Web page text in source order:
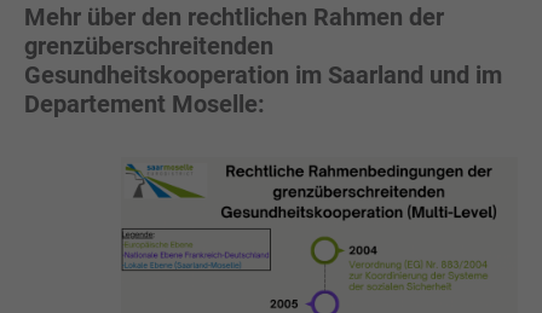
Mehr über den rechtlichen Rahmen der
grenzüberschreitenden
Gesundheitskooperation im Saarland und im
Departement Moselle: